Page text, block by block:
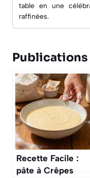
table en une
raffinées.
Publications
Recette Facile :
pâte à Crêpes